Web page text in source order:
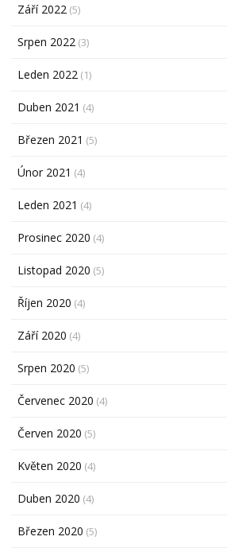
Září 2022 (5)
Srpen 2022 (3)
Leden 2022 (1)
Duben 2021 (4)
Březen 2021 (5)
Únor 2021 (4)
Leden 2021 (4)
Prosinec 2020 (4)
Listopad 2020 (5)
Říjen 2020 (4)
Září 2020 (4)
Srpen 2020 (5)
Červenec 2020 (4)
Červen 2020 (5)
Květen 2020 (4)
Duben 2020 (4)
Březen 2020 (5)